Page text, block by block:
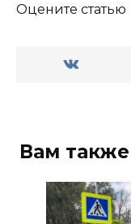
Оцените статью
Вам